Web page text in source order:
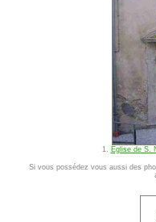
1. Eglise de S.
Si vous possédez vous aussi des